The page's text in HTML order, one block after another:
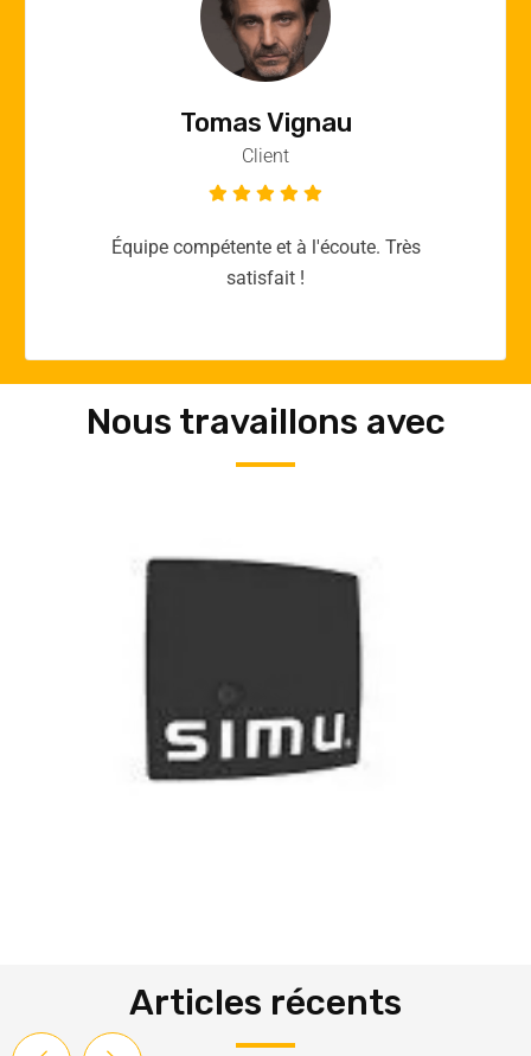
Vincent Quere
Client
Merci yellow365.work pour votre expertise!
Nous travaillons avec
Articles récents